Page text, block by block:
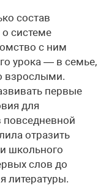
состав
системе
с ним
урока — в семье,
взрослыми.
первые
для
повседневной
отразить
школьного
слов до
литературы.